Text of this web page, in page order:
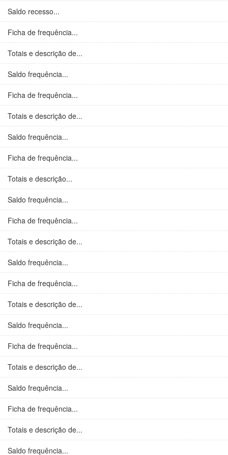
Saldo recesso...
Ficha de frequência...
Totais e descrição de...
Saldo frequência...
Ficha de frequência...
Totais e descrição de...
Saldo frequência...
Ficha de frequência...
Totais e descrição...
Saldo frequência...
Ficha de frequência...
Totais e descrição de...
Saldo frequência...
Ficha de frequência...
Totais e descrição de...
Saldo frequência...
Ficha de frequência...
Totais e descrição de...
Saldo frequência...
Ficha de frequência...
Totais e descrição de...
Saldo frequência...